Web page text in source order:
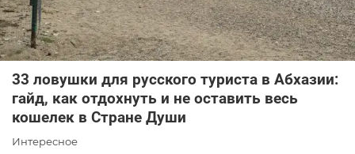
33 ловушки для русского туриста в Абхазии:
гайд, как отдохнуть и не оставить весь
кошелек в Стране Души
Интересное